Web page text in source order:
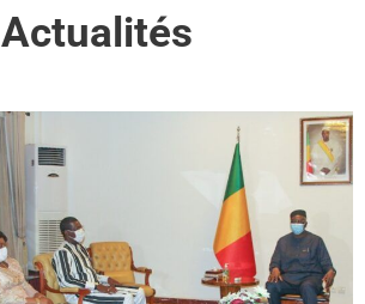
Actualités